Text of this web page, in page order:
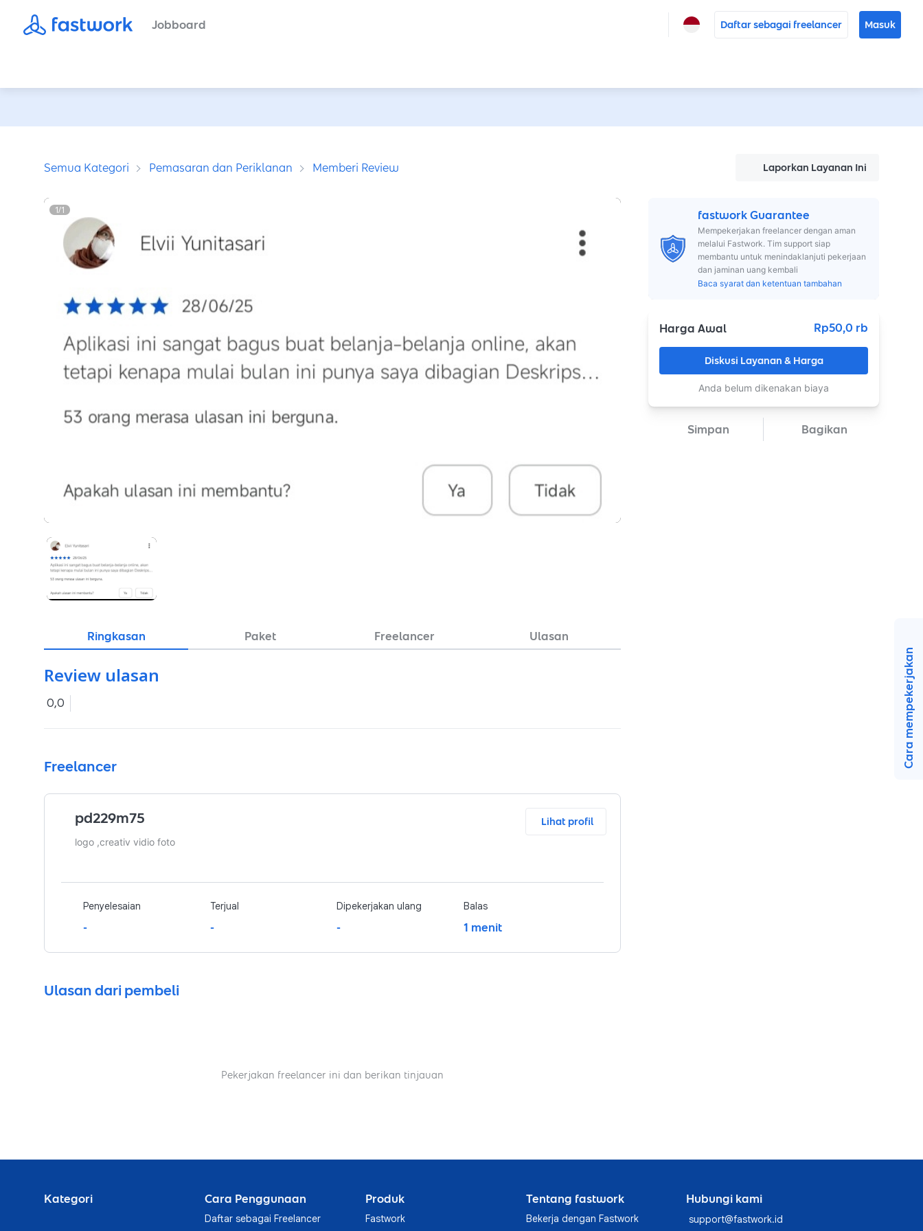
Jobboard Daftar sebagai freelancer Masuk
Semua Kategori Pemasaran dan Periklanan Memberi Review Laporkan Layanan Ini
1/1
Ringkasan Paket Freelancer Ulasan
Review ulasan
0,0
Freelancer
pd229m75
logo ,creativ vidio foto
Lihat profil
Penyelesaian
-
Terjual
-
Dipekerjakan ulang
-
Balas
1 menit
Ulasan dari pembeli
Pekerjakan freelancer ini dan berikan tinjauan
fastwork Guarantee
Mempekerjakan freelancer dengan aman
melalui Fastwork. Tim support siap
membantu untuk menindaklanjuti pekerjaan
dan jaminan uang kembali
Baca syarat dan ketentuan tambahan
Harga Awal Rp50,0 rb
Diskusi Layanan & Harga
Anda belum dikenakan biaya
Simpan Bagikan
Cara mempekerjakan
Kategori Cara Penggunaan
Daftar sebagai Freelancer
Produk
Fastwork
Tentang fastwork
Bekerja dengan Fastwork
Hubungi kami
support@fastwork.id